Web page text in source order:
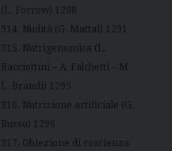
(L. Forrow) 1288
314. Nudità (G. Mattai) 1291
315. Nutrigenomica (L.
Bacciottini – A. Falchetti – M.
L. Brandi) 1295
316. Nutrizione artificiale (G.
Russo) 1296
317. Obiezione di coscienza